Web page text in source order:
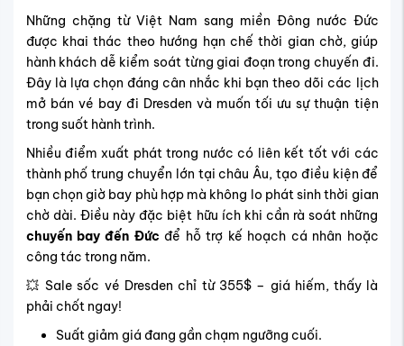
Những chặng từ Việt Nam sang miền Đông nước Đức
được khai thác theo hướng hạn chế thời gian chờ, giúp
hành khách dễ kiểm soát từng giai đoạn trong chuyến đi.
Đây là lựa chọn đáng cân nhắc khi bạn theo dõi các lịch
mở bán vé bay đi Dresden và muốn tối ưu sự thuận tiện
trong suốt hành trình.
Nhiều điểm xuất phát trong nước có liên kết tốt với các
thành phố trung chuyển lớn tại châu Âu, tạo điều kiện để
bạn chọn giờ bay phù hợp mà không lo phát sinh thời gian
chờ dài. Điều này đặc biệt hữu ích khi cần rà soát những
chuyến bay đến Đức để hỗ trợ kế hoạch cá nhân hoặc
công tác trong năm.
💥 Sale sốc vé Dresden chỉ từ 355$ – giá hiếm, thấy là
phải chốt ngay!
Suất giảm giá đang gần chạm ngưỡng cuối.